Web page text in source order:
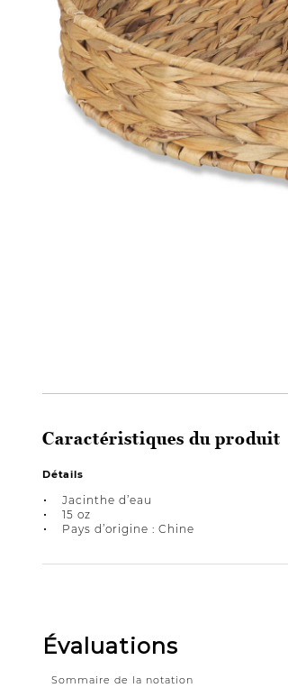
Caractéristiques du produit
Détails
Jacinthe d’eau
15 oz
Pays d’origine : Chine